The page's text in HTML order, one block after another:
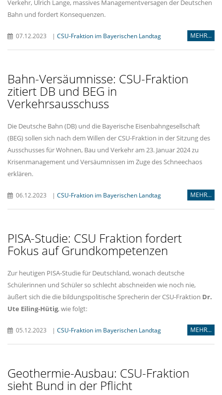
Verkehr, Ulrich Lange, massives Managementversagen der Deutschen
Bahn und fordert Konsequenzen.
07.12.2023 | CSU-Fraktion im Bayerischen Landtag MEHR...
Bahn-Versäumnisse: CSU-Fraktion
zitiert DB und BEG in
Verkehrsausschuss
Die Deutsche Bahn (DB) und die Bayerische Eisenbahngesellschaft
(BEG) sollen sich nach dem Willen der CSU-Fraktion in der Sitzung des
Ausschusses für Wohnen, Bau und Verkehr am 23. Januar 2024 zu
Krisenmanagement und Versäumnissen im Zuge des Schneechaos
erklären.
06.12.2023 | CSU-Fraktion im Bayerischen Landtag MEHR...
PISA-Studie: CSU Fraktion fordert
Fokus auf Grundkompetenzen
Zur heutigen PISA-Studie für Deutschland, wonach deutsche
Schülerinnen und Schüler so schlecht abschneiden wie noch nie,
äußert sich die die bildungspolitische Sprecherin der CSU-Fraktion Dr.
Ute Eiling-Hütig, wie folgt:
05.12.2023 | CSU-Fraktion im Bayerischen Landtag MEHR...
Geothermie-Ausbau: CSU-Fraktion
sieht Bund in der Pflicht